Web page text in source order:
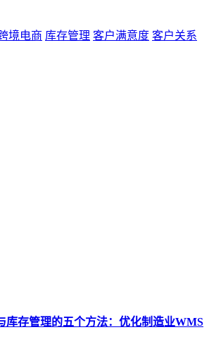
境电商 库存管理 客户满意度 客户关系
库存管理的五个方法：优化制造业WMS